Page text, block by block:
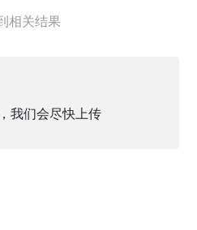
相关结果
我们会尽快上传